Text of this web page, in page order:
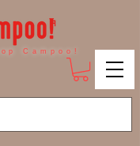
Campoo!